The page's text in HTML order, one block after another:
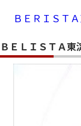
ＢＥＲＩＳＴ
ＢＥＬＩＳＴＡ東